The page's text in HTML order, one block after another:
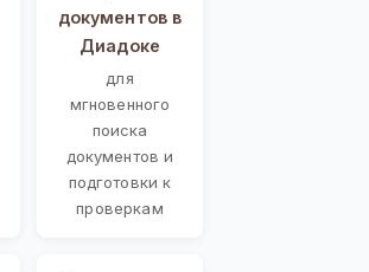
документов в
Диадоке
для
мгновенного
поиска
документов и
подготовки к
проверкам